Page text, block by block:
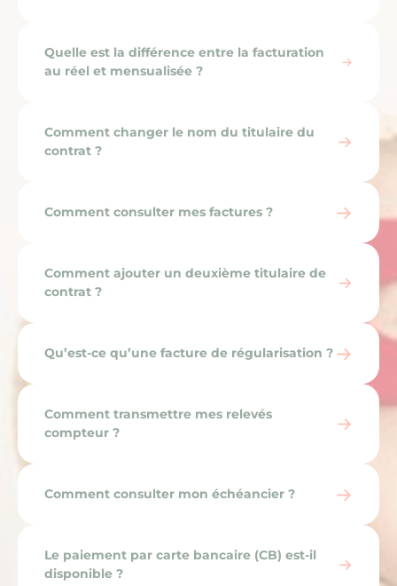
Quelle est la différence entre la facturation
au réel et mensualisée ?
Comment changer le nom du titulaire du
contrat ?
Comment consulter mes factures ?
Comment ajouter un deuxième titulaire de
contrat ?
Qu’est-ce qu’une facture de régularisation ?
Comment transmettre mes relevés
compteur ?
Comment consulter mon échéancier ?
Le paiement par carte bancaire (CB) est-il
disponible ?